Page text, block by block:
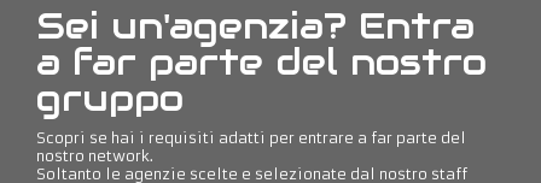
Sei un'agenzia? Entra
a far parte del nostro
gruppo
Scopri se hai i requisiti adatti per entrare a far parte del
nostro network.
Soltanto le agenzie scelte e selezionate dal nostro staff